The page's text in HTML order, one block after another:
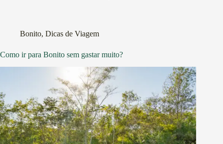
Bonito, Dicas de Viagem
Como ir para Bonito sem gastar muito?